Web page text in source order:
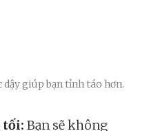
giúp bạn tỉnh táo hơn.
tối: Bạn sẽ không